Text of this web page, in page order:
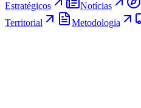
Estratégicos
Notícias
Territorial
Metodologia